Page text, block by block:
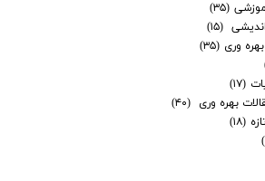
(۳۵)
(۱۵)
وری (۳۵)
(۱۷)
بهره وری
(۴۰)
(۱۸)